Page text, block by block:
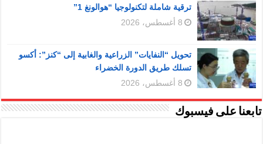
ترقية شاملة لتكنولوجيا “هوالونغ 1”
8 أغسطس، 2026
تحويل “النفايات” الزراعية والغابية إلى “كنز”: أكسو
تسلك طريق الدورة الخضراء
8 أغسطس، 2026
تابعنا على فيسبوك